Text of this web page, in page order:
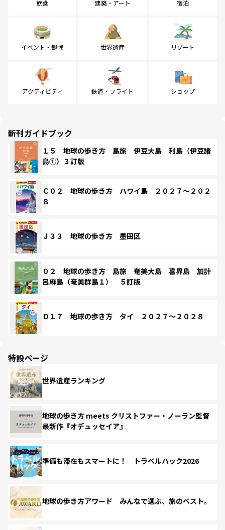
飲食 建築・アート 宿泊
イベント・観戦 世界遺産 リゾート
アクティビティ 鉄道・フライト ショップ
新刊ガイドブック
１５ 地球の歩き方 島旅 伊豆大島 利島（伊豆諸
島①）３訂版
Ｃ０２ 地球の歩き方 ハワイ島 ２０２７～２０２
８
Ｊ３３ 地球の歩き方 墨田区
０２ 地球の歩き方 島旅 奄美大島 喜界島 加計
呂麻島（奄美群島１） ５訂版
Ｄ１７ 地球の歩き方 タイ ２０２７～２０２８
特設ページ
世界遺産ランキング
地球の歩き方 meets クリストファー・ノーラン監督
最新作『オデュッセイア』
準備も滞在もスマートに！ トラベルハック2026
地球の歩き方アワード みんなで選ぶ、旅のベスト。